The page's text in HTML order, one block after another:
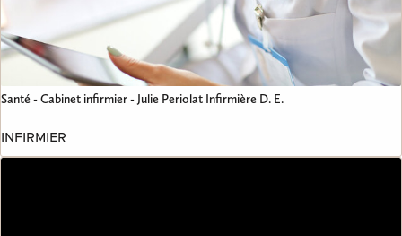
Santé - Cabinet infirmier - Julie Periolat Infirmière D. E.
INFIRMIER